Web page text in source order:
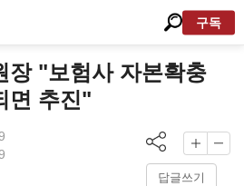
구독
장 "보험사 자본확충
면 추진"
답글쓰기